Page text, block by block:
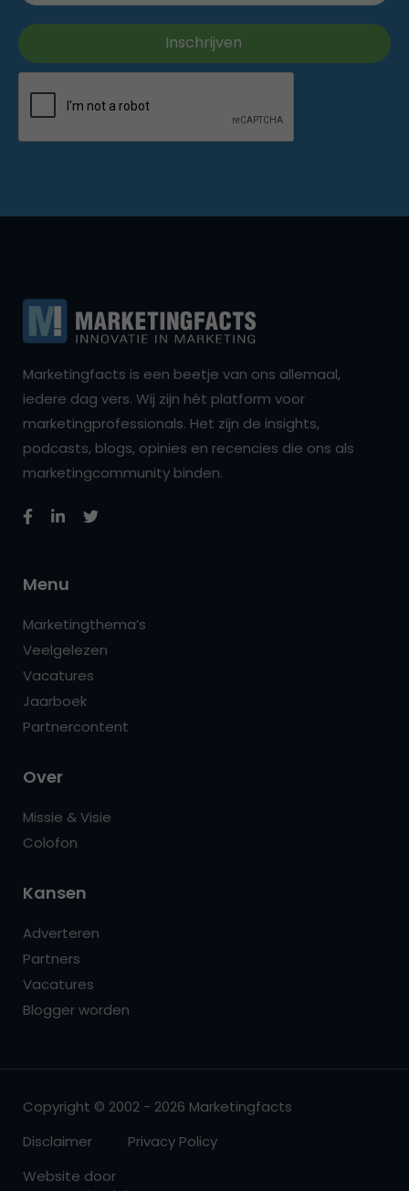
Marketingfacts is een beetje van ons allemaal,
iedere dag vers. Wij zijn hét platform voor
marketingprofessionals. Het zijn de insights,
podcasts, blogs, opinies en recencies die ons als
marketingcommunity binden.
Menu
Marketingthema’s
Veelgelezen
Vacatures
Jaarboek
Partnercontent
Over
Missie & Visie
Colofon
Kansen
Adverteren
Partners
Vacatures
Blogger worden
Copyright © 2002 - 2026 Marketingfacts
Disclaimer
Privacy Policy
Website door